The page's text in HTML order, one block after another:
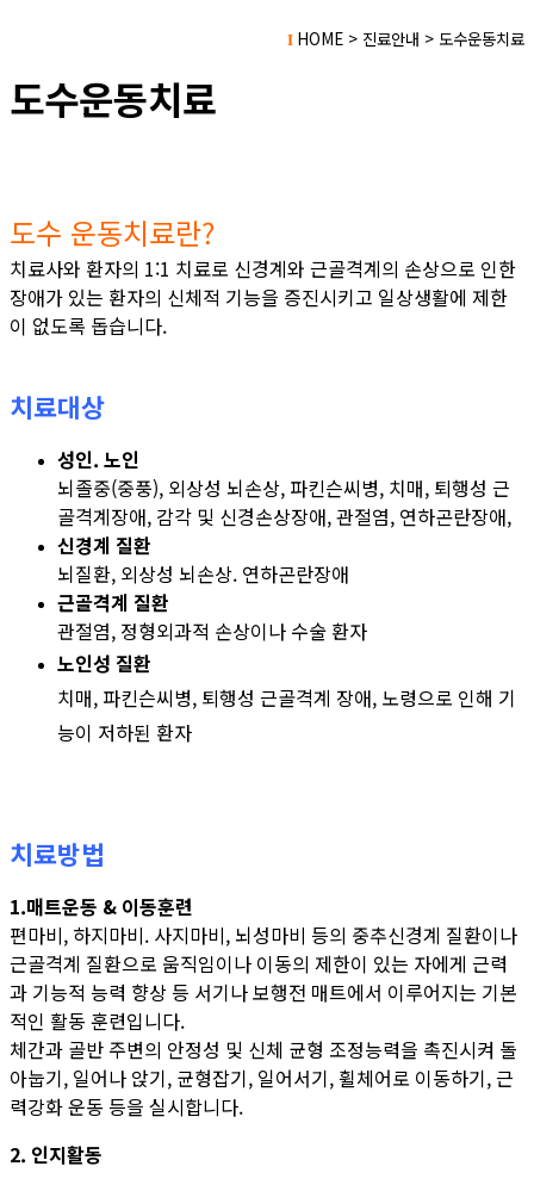
I HOME > 진료안내 > 도수운동치료
도수운동치료
도수 운동치료란?
치료사와 환자의 1:1 치료로 신경계와 근골격계의 손상으로 인한
장애가 있는 환자의 신체적 기능을 증진시키고 일상생활에 제한
이 없도록 돕습니다.
치료대상
성인. 노인
뇌졸중(중풍), 외상성 뇌손상, 파킨슨씨병, 치매, 퇴행성 근
골격계장애, 감각 및 신경손상장애,관절염, 연하곤란장애,
신경계 질환
뇌질환, 외상성 뇌손상. 연하곤란장애
근골격계 질환
관절염, 정형외과적 손상이나 수술 환자
노인성 질환
치매, 파킨슨씨병, 퇴행성 근골격계 장애, 노령으로 인해 기
능이 저하된 환자
치료방법
1.매트운동 & 이동훈련
편마비, 하지마비. 사지마비, 뇌성마비 등의 중추신경계 질환이나
근골격계 질환으로 움직임이나 이동의 제한이 있는 자에게 근력
과 기능적 능력 향상 등 서기나 보행전 매트에서 이루어지는 기본
적인 활동 훈련입니다.
체간과 골반 주변의 안정성 및 신체 균형 조정능력을 촉진시켜 돌
아눕기, 일어나 앉기, 균형잡기, 일어서기, 휠체어로 이동하기, 근
력강화 운동 등을 실시합니다.
2. 인지활동